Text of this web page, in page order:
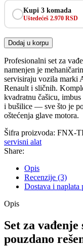
Kupi 3 komada
Uštedećeš 2.970 RSD
Dodaj u korpu
Profesionalni set za
namenjen je
servisiraju vozila marki
Renault i sličnih.
kvadratnu čašicu,
i bušilice — sve što je
oštećenja glave motora.
Šifra proizvoda: FNX-
servisni alat
Share:
Opis
Recenzije (3)
Dostava i naplata
Opis
Set za
pouzdano